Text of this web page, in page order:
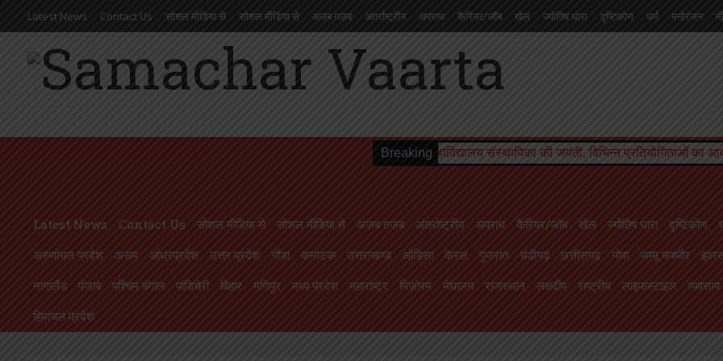
Latest News Contact Us सोशल मीडिया से सोशल मीडिया से अज़ब ग़ज़ब अंतर्राष्ट्रीय अपराध कैरियर/जॉब खेल ज्योतिष धारा दृष्टिकोण धर्म मनोरंजन
आंध्रप्रदेश उत्तराखण्ड गुजरात गोवा
मणिपुर मध्य प्रदेश मिज़ोरम मेघालय राजस्थान लक्षदीप राष्ट्रीय लाइफस्टाइल व्यवसाय शिक्षा संस्कृति
Breaking
महाविद्यालय संस्थापिका की जयंती, विभिन्न प्रतियोगिताओं का आयोजन बीमारी
Latest News Contact Us सोशल मीडिया से सोशल मीडिया से अज़ब ग़ज़ब अंतर्राष्ट्रीय अपराध कैरियर/जॉब खेल ज्योतिष धारा दृष्टिकोण
अरुणांचल प्रदेश
असम आंध्रप्रदेश उत्तर प्रदेश गोंडा कर्नाटक उत्तराखण्ड ओड़िसा केरल गुजरात चंडीगढ़ छत्तीसगढ़ गोवा जम्मू कश्मीर
नागालैंड
पंजाब पश्चिम बंगाल पांडिचेरी बिहार मणिपुर मध्य प्रदेश महाराष्ट्र मिज़ोरम मेघालय राजस्थान लक्षदीप राष्ट्रीय लाइफस्टाइल व्यवसाय
हिमाचल प्रदेश